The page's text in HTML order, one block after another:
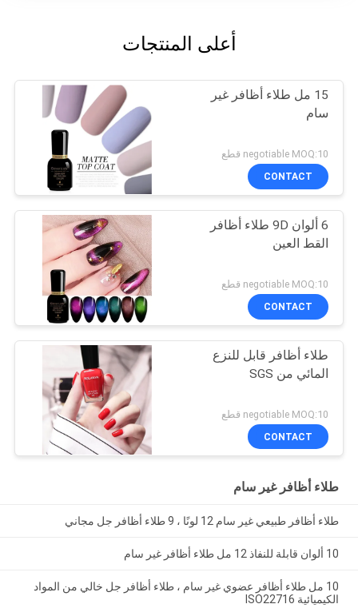
أعلى المنتجات
15 مل طلاء أظافر غير
سام
negotiable MOQ:10 قطع
CONTACT
6 ألوان 9D طلاء أظافر
القط العين
negotiable MOQ:10 قطع
CONTACT
طلاء أظافر قابل للنزع
المائي من SGS
negotiable MOQ:10 قطع
CONTACT
طلاء أظافر غير سام
طلاء أظافر طبيعي غير سام 12 لونًا ، 9 طلاء أظافر جل مجاني
10 ألوان قابلة للنفاذ 12 مل طلاء أظافر غير سام
10 مل طلاء أظافر عضوي غير سام ، طلاء أظافر جل خالي من المواد
الكيميائية ISO22716